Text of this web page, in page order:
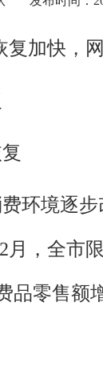
复加快，
环境逐
，全市
品零售额